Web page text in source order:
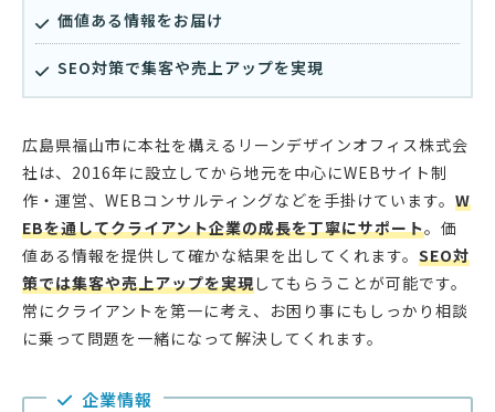
価値ある情報をお届け
SEO対策で集客や売上アップを実現
広島県福山市に本社を構えるリーンデザインオフィス株式会
社は、2016年に設立してから地元を中心にWEBサイト制
作・運営、WEBコンサルティングなどを手掛けています。 W
EBを通してクライアント企業の成長を丁寧にサポート。価
値ある情報を提供して確かな結果を出してくれます。 SEO対
策では集客や売上アップを実現してもらうことが可能です。
常にクライアントを第一に考え、お困り事にもしっかり相談
に乗って問題を一緒になって解決してくれます。
企業情報